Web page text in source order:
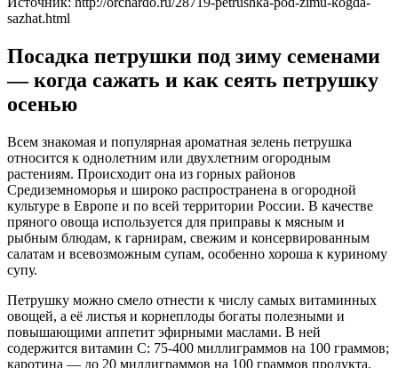
sazhat.html
Посадка петрушки под зиму семенами
— когда сажать и как сеять петрушку
осенью
Всем знакомая и популярная ароматная зелень петрушка
относится к однолетним или двухлетним огородным
растениям. Происходит она из горных районов
Средиземноморья и широко распространена в огородной
культуре в Европе и по всей территории России. В качестве
пряного овоща используется для приправы к мясным и
рыбным блюдам, к гарнирам, свежим и консервированным
салатам и всевозможным супам, особенно хороша к куриному
супу.
Петрушку можно смело отнести к числу самых витаминных
овощей, а её листья и корнеплоды богаты полезными и
повышающими аппетит эфирными маслами. В ней
содержится витамин С: 75-400 миллиграммов на 100 граммов;
каротина — до 20 миллиграммов на 100 граммов продукта.